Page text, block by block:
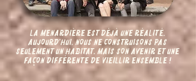
La Menardière est déjà une réalité.
Aujourd'hui, nous ne construisons pas
seulement un habitat, mais son avenir et une
façon différente de vieillir ensemble !